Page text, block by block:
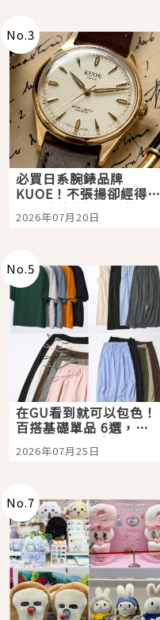
No.3
必買日系腕錶品牌
KUOE！不張揚卻經得起
時間洗鍊的經典之作五
選
2026年07月20日
No.5
在GU看到就可以包色！
百搭基礎單品 6選，閉
眼全收也不心疼
2026年07月25日
No.7